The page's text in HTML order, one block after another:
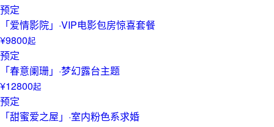
预定
「爱情影院」·VIP电影包房惊喜套餐
¥9800起
预定
「春意阑珊」·梦幻露台主题
¥12800起
预定
「甜蜜爱之屋」·室内粉色系求婚